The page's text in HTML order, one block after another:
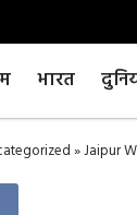
भारत
»Jaipur